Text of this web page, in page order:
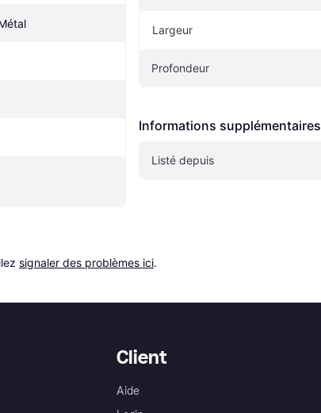
Largeur
Profondeur
Informations supplémentaires
Listé depuis
signaler des problèmes ici.
Client
Aide